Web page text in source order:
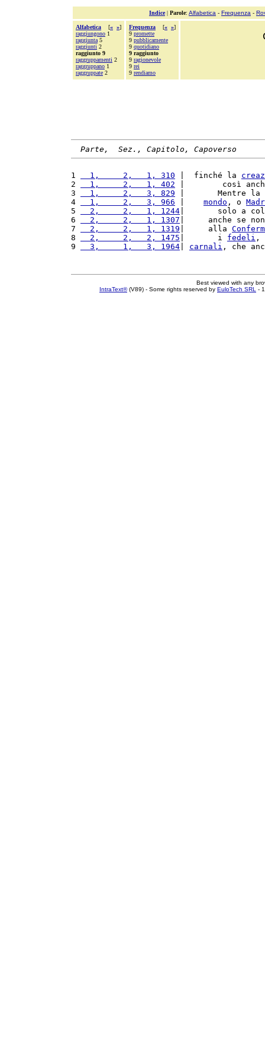
Indice| Parole: Alfabetica - Frequenza -
Alfabetica [« »]
raggiungono 1
raggiunta 5
raggiunti 2
raggiunto 9
raggruppamenti 2
raggruppano 1
raggruppate 2
Frequenza [« »]
9 promette
9 pubblicamente
9 quotidiano
9 raggiunto
9 ragionevole
9 rei
9 rendiamo
Parte,  Sez., Capitolo, Capoverso
1
  1,     2,   1, 310
|  finché la
2
  1,     2,   1, 402
|        così
3
  1,     2,   3, 829
|       Mentre la
4
  1,     2,   3, 966
mondo , o
5
  2,     2,   1, 1244
|       solo a
6
  2,     2,   1, 1307
|     anche se
7
  2,     2,   1, 1319
|     alla
8
  2,     2,   2, 1475
|       i fedeli ,
9
  3,     1,   3, 1964
carnali , che
Best viewed with any
IntraText®(V89) - Some rights reserved by EuloTech SRL -